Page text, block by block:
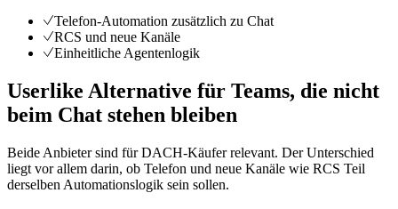
Telefon-Automation zusätzlich zu Chat
RCS und neue Kanäle
Einheitliche Agentenlogik
Userlike Alternative für Teams, die nicht
beim Chat stehen bleiben
Beide Anbieter sind für DACH-Käufer relevant. Der Unterschied
liegt vor allem darin, ob Telefon und neue Kanäle wie RCS Teil
derselben Automationslogik sein sollen.